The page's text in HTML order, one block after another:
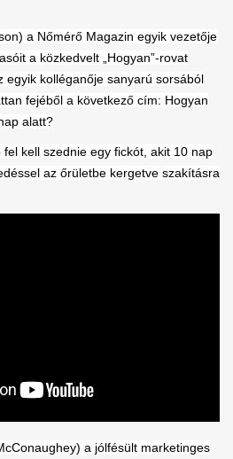
a Nőmérő Magazin egyik vezetője
a közkedvelt „Hogyan”-rovat
egyik kolléganője sanyarú sorsából
fejéből a következő cím: Hogyan
alatt?
kell szednie egy fickót, akit 10 nap
az őrületbe kergetve szakításra
a jólfésült marketinges